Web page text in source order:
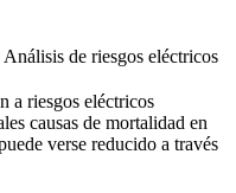
a riesgos eléctricos
causas de mortalidad en
verse reducido a través